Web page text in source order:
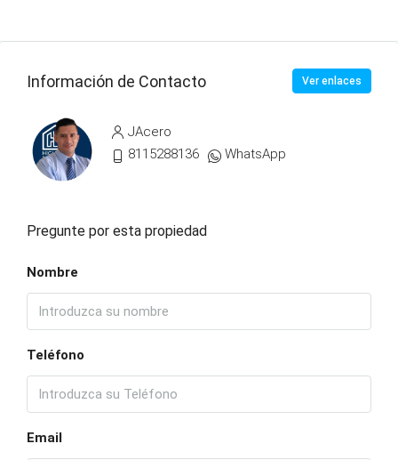
Información de Contacto Ver enlaces
JAcero
8115288136
WhatsApp
Pregunte por esta propiedad
Nombre
Teléfono
Email